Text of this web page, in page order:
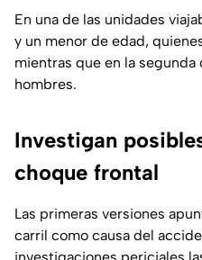
En una de las unidades
y un menor de edad,
mientras que en la
hombres.
Investigan
choque frontal
Las primeras versiones
carril como causa del